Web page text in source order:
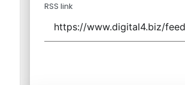
RSS link